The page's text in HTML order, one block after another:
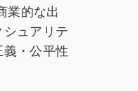
業的な出
ュアリテ
・公平性